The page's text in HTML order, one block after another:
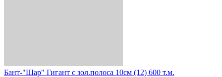
Бант-"Шар" Гигант с зол.полоса 10см (12) 600 т.м.